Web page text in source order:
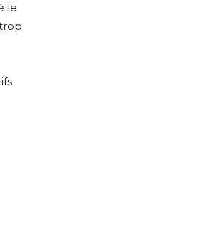
le